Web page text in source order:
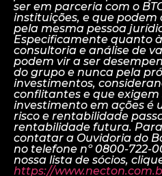
ser em parceria com o
instituições, e que podem
pela mesma pessoa
Especificamente quanto
consultoria e análise de
podem vir a ser
do grupo e nunca pela
investimentos,
conflitantes e que exigem
investimento em ações é
risco e rentabilidade
rentabilidade futura.
contatar a Ouvidoria do
no telefone nº 0800-722-
nossa lista de sócios,
https://